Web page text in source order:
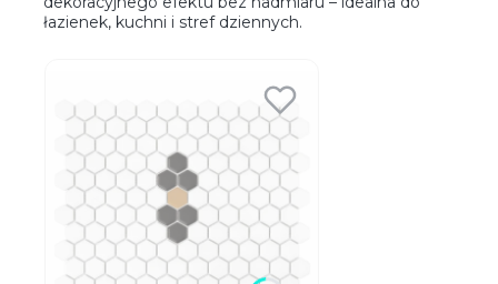
łazienek, kuchni i stref dziennych.